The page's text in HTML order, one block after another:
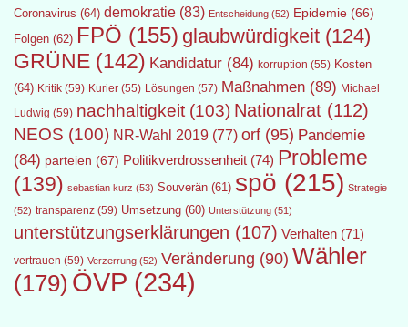
Coronavirus (64) demokratie (83) Entscheidung (52) Epidemie (66)
Folgen (62) FPÖ (155) glaubwürdigkeit (124)
GRÜNE (142) Kandidatur (84) korruption (55) Kosten
(64) Kritik (59) Kurier (55) Lösungen (57) Maßnahmen (89) Michael
Ludwig (59) nachhaltigkeit (103) Nationalrat (112)
NEOS (100) NR-Wahl 2019 (77) orf (95) Pandemie
(84) parteien (67) Politikverdrossenheit (74) Probleme
(139) sebastian kurz (53) Souverän (61) spö (215) Strategie
(52) transparenz (59) Umsetzung (60) Unterstützung (51)
unterstützungserklärungen (107) Verhalten (71)
vertrauen (59) Verzerrung (52) Veränderung (90) Wähler
(179) ÖVP (234)